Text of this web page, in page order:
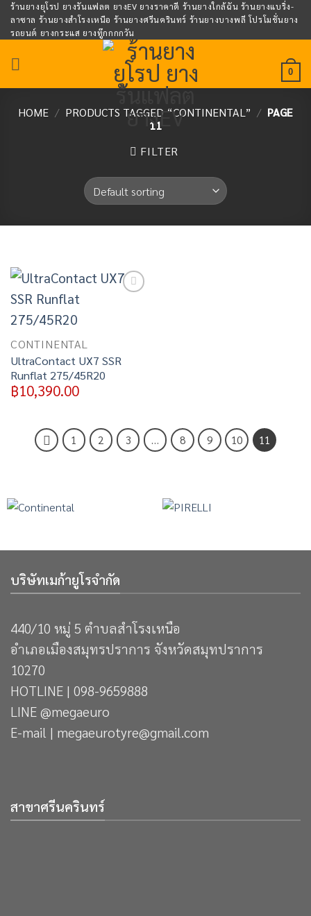
Skip
content
ร้านยางยุโรป ยางรันแฟลต ยางEV ยางราคาดี ร้านยางใกล้ฉัน ร้านยางแบริ่ง-
ลาซาล ร้านยางสำโรงเหนือ ร้านยางศรีนครินทร์ ร้านยางบางพลี โปรโมชั่นยาง
รถยนต์ ยางกระแส ยางทู๊กกกกวัน
0
HOME / PRODUCTS TAGGED “CONTINENTAL” / PAGE
11
FILTER
CONTINENTAL
UltraContact UX7 SSR
Runflat 275/45R20
฿10,390.00
1 2 3 … 8 9 10 11
บริษัทเมก้ายูโรจำกัด
440/10 หมู่ 5 ตำบลสำโรงเหนือ
อำเภอเมืองสมุทรปราการ จังหวัดสมุทปราการ
10270
HOTLINE | 098-9659888
LINE @megaeuro
E-mail | megaeurotyre@gmail.com
สาขาศรีนครินทร์